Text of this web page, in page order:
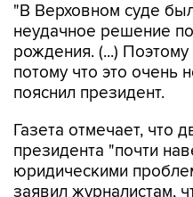
"В Верховном суде
неудачное решение
рождения. (...)
потому что это очень
пояснил президент.
Газета отмечает, что
президента "почти
юридическими
заявил журналистам,